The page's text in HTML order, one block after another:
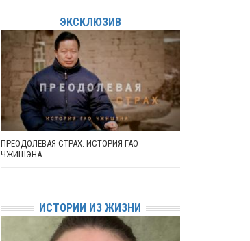
ЭКСКЛЮЗИВ
ПРЕОДОЛЕВАЯ СТРАХ: ИСТОРИЯ ГАО
ЧЖИШЭНА
ИСТОРИИ ИЗ ЖИЗНИ